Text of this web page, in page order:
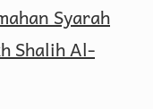
Syarah
Shalih Al-